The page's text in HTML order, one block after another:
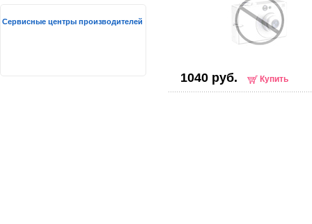
1040 руб. Купить
Сервисные центры производителей